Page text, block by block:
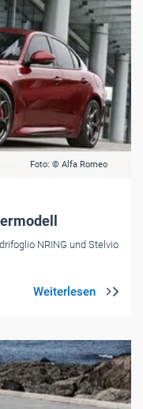
Foto: © Alfa Romeo
NRING und Stelvio